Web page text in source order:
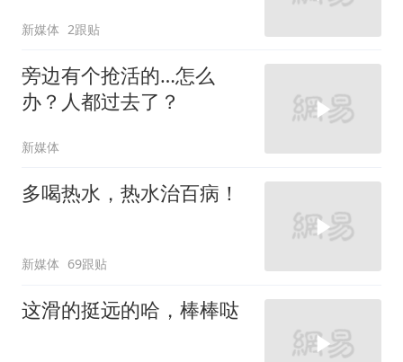
新媒体 2跟贴
旁边有个抢活的…怎么
办？人都过去了？
新媒体
多喝热水，热水治百病！
新媒体 69跟贴
这滑的挺远的哈，棒棒哒